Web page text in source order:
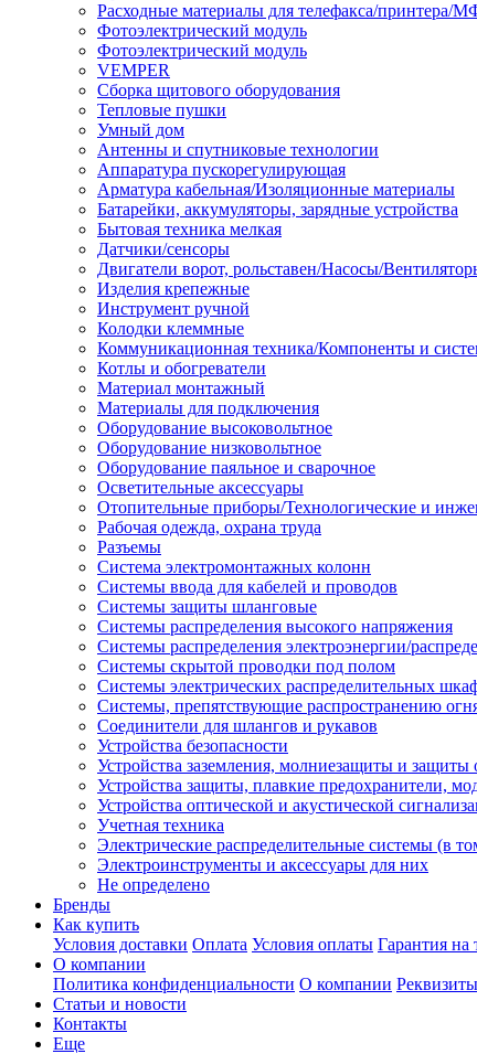
Расходные материалы для телефакса/принтера/
Фотоэлектрический модуль
Фотоэлектрический модуль
VEMPER
Сборка щитового оборудования
Тепловые пушки
Умный дом
Антенны и спутниковые технологии
Аппаратура пускорегулирующая
Арматура кабельная/Изоляционные материалы
Батарейки, аккумуляторы, зарядные устройства
Бытовая техника мелкая
Датчики/сенсоры
Двигатели ворот, рольставен/Насосы/
Изделия крепежные
Инструмент ручной
Колодки клеммные
Коммуникационная техника/Компоненты и
Котлы и обогреватели
Материал монтажный
Материалы для подключения
Оборудование высоковольтное
Оборудование низковольтное
Оборудование паяльное и сварочное
Осветительные аксессуары
Отопительные приборы/Технологические и
Рабочая одежда, охрана труда
Разъемы
Система электромонтажных колонн
Системы ввода для кабелей и проводов
Системы защиты шланговые
Системы распределения высокого напряжения
Системы распределения электроэнергии/
Системы скрытой проводки под полом
Системы электрических распределительных
Системы, препятствующие распространению
Соединители для шлангов и рукавов
Устройства безопасности
Устройства заземления, молниезащиты и защиты
Устройства защиты, плавкие предохранители,
Устройства оптической и акустической
Учетная техника
Электрические распределительные системы (в
Электроинструменты и аксессуары для них
Не определено
Бренды
Как купить
Условия доставки Оплата Условия оплаты Гарантия на
О компании
Политика конфиденциальности О компании Реквизиты
Статьи и новости
Контакты
Еще